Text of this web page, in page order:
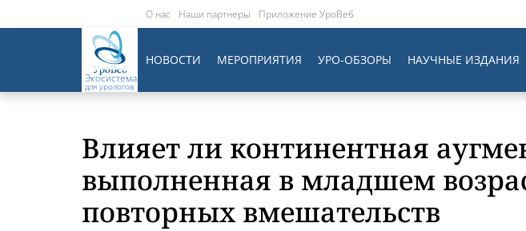
О нас Наши партнеры Приложение УроВеб
Экосистема
для урологов
НОВОСТИ МЕРОПРИЯТИЯ УРО-ОБЗОРЫ НАУЧНЫЕ ИЗДАНИЯ
Влияет ли континентная
выполненная в младшем
повторных вмешательств